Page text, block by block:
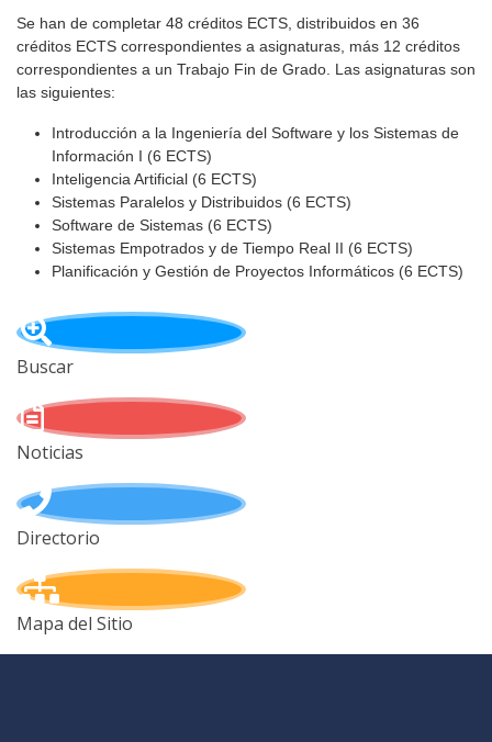
Se han de completar 48 créditos ECTS, distribuidos en 36
créditos ECTS correspondientes a asignaturas, más 12 créditos
correspondientes a un Trabajo Fin de Grado. Las asignaturas son
las siguientes:
Introducción a la Ingeniería del Software y los Sistemas de
Información I (6 ECTS)
Inteligencia Artificial (6 ECTS)
Sistemas Paralelos y Distribuidos (6 ECTS)
Software de Sistemas (6 ECTS)
Sistemas Empotrados y de Tiempo Real II (6 ECTS)
Planificación y Gestión de Proyectos Informáticos (6 ECTS)
Buscar
Noticias
Directorio
Mapa del Sitio